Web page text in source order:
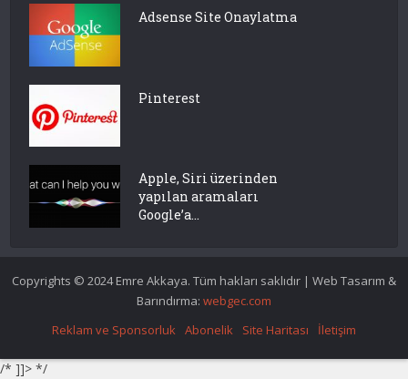
Adsense Site Onaylatma
Pinterest
Apple, Siri üzerinden
yapılan aramaları
Google’a...
Copyrights © 2024 Emre Akkaya. Tüm hakları saklıdır | Web Tasarım &
Barındırma: webgec.com
Reklam ve Sponsorluk Abonelik Site Haritası İletişim
/* ]]> */